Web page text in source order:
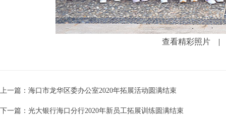
查看精彩照片
上一篇：海口市龙华区委办公室2020年拓展活动圆满结束
下一篇：光大银行海口分行2020年新员工拓展训练圆满结束